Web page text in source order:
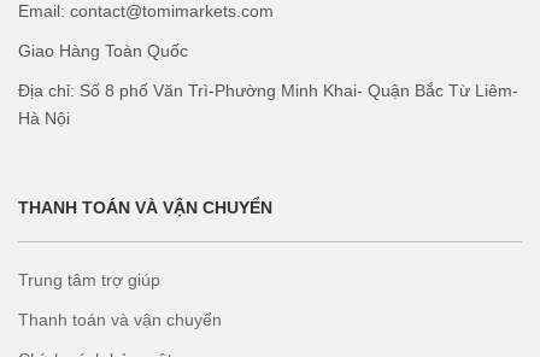
Email: contact@tomimarkets.com
Giao Hàng Toàn Quốc
Địa chỉ: Số 8 phố Văn Trì-Phường Minh Khai- Quận Bắc Từ Liêm-
Hà Nội
THANH TOÁN VÀ VẬN CHUYỂN
Trung tâm trợ giúp
Thanh toán và vận chuyển